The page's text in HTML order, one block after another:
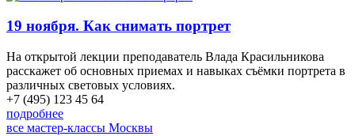
19 ноября. Как снимать портрет
На открытой лекции преподаватель Влада Красильникова
расскажет об основных приемах и навыках съёмки портрета в
различных световых условиях.
+7 (495) 123 45 64
подробнее
все мастер-классы Москвы